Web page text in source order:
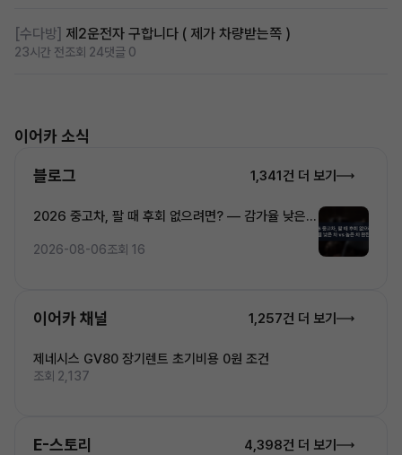
[수다방] 제2운전자 구합니다 ( 제가 차량받는쪽 )
23시간 전조회 24댓글 0
이어카 소식
블로그 1,341건 더 보기
2026 중고차, 팔 때 후회 없으려면? — 감가율 낮은
2026-08-06조회 16
이어카 채널 1,257건 더 보기
제네시스 GV80 장기렌트 초기비용 0원 조건
조회 2,137
E-스토리 4,398건 더 보기